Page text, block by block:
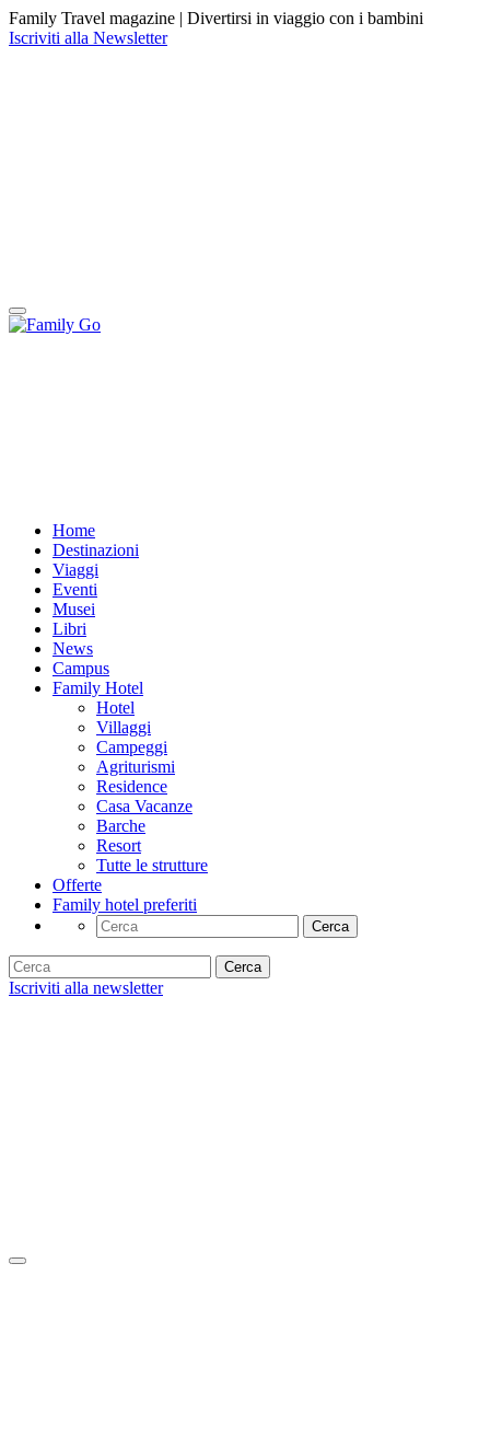
Family Travel magazine | Divertirsi in viaggio con i bambini
Iscriviti alla Newsletter
Home
Destinazioni
Viaggi
Eventi
Musei
Libri
News
Campus
Family Hotel
Hotel
Villaggi
Campeggi
Agriturismi
Residence
Casa Vacanze
Barche
Resort
Tutte le strutture
Offerte
Family hotel preferiti
Cerca
Cerca
Iscriviti alla newsletter